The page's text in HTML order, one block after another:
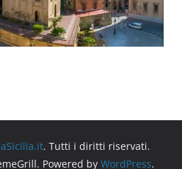
. Tutti i diritti riservati.
Powered by WordPress.